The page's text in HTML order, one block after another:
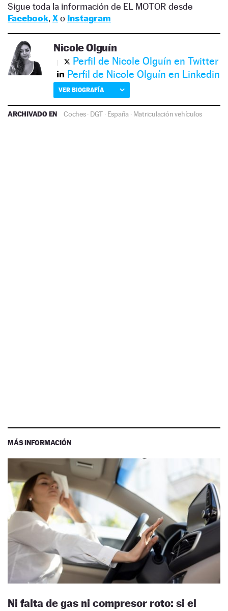
Sigue toda la información de EL MOTOR desde
Facebook, Xo Instagram
Nicole Olguín
Perfil de Nicole Olguín en Twitter
Perfil de Nicole Olguín en Linkedin
VER BIOGRAFÍA
ARCHIVADO EN Coches· DGT · España · Matriculación vehículos
MÁS INFORMACIÓN
Ni falta de gas ni compresor roto: si el